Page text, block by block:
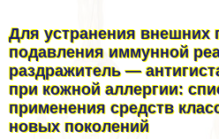
Для устранения внешних
подавления иммунной
раздражитель —
при кожной аллергии:
применения средств
новых поколений